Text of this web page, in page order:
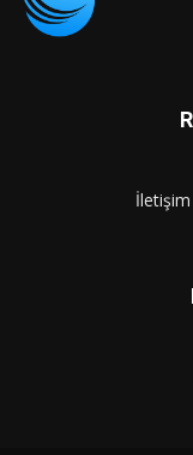
İletişim